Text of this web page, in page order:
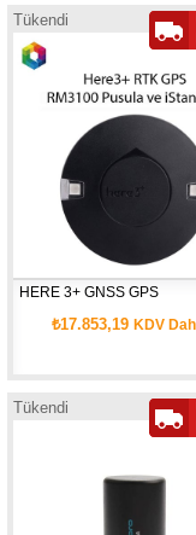
Tükendi
HERE 3+ GNSS GPS
₺17.853,19KDV
Tükendi